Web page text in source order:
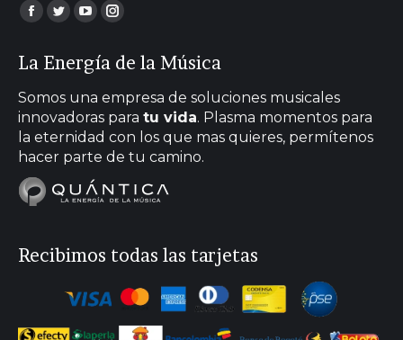
Encuéntranos en:
Facebook
opens
in
new
window
Twitter
opens
in
new
window
YouTube
opens
in
new
window
Instagram
opens
in
new
window
La Energía de la Música
Somos una empresa de soluciones musicales
innovadoras para tu vida. Plasma momentos para
la eternidad con los que mas quieres, permítenos
hacer parte de tu camino.
Recibimos todas las tarjetas